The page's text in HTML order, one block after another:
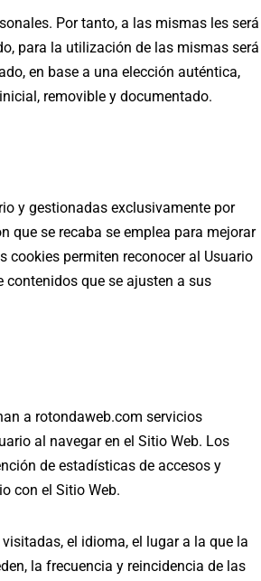
Por tanto, a las mismas les será
para la utilización de las mismas será
en base a una elección auténtica,
removible y documentado.
y gestionadas exclusivamente por
que se recaba se emplea para mejorar
cookies permiten reconocer al Usuario
contenidos que se ajusten a sus
a rotondaweb.com servicios
al navegar en el Sitio Web. Los
de estadísticas de accesos y
con el Sitio Web.
el idioma, el lugar a la que la
la frecuencia y reincidencia de las